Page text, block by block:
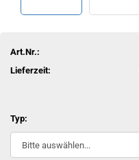
Art.Nr.:
Lieferzeit:
Typ: